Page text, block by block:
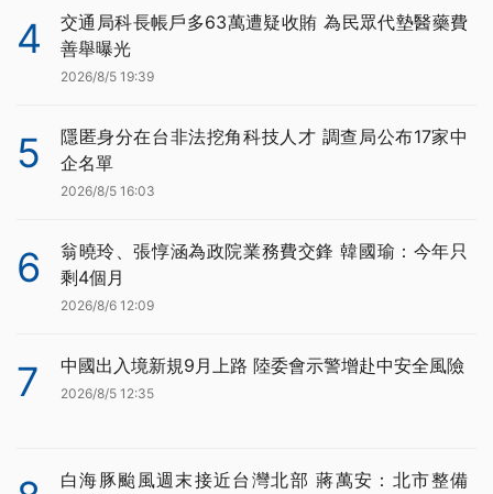
4
交通局科長帳戶多63萬遭疑收賄 為民眾代墊醫藥費
善舉曝光
2026/8/5 19:39
5
隱匿身分在台非法挖角科技人才 調查局公布17家中
企名單
2026/8/5 16:03
6
翁曉玲、張惇涵為政院業務費交鋒 韓國瑜：今年只
剩4個月
2026/8/6 12:09
7 中國出入境新規9月上路 陸委會示警增赴中安全風險
2026/8/5 12:35
白海豚颱風週末接近台灣北部 蔣萬安：北市整備